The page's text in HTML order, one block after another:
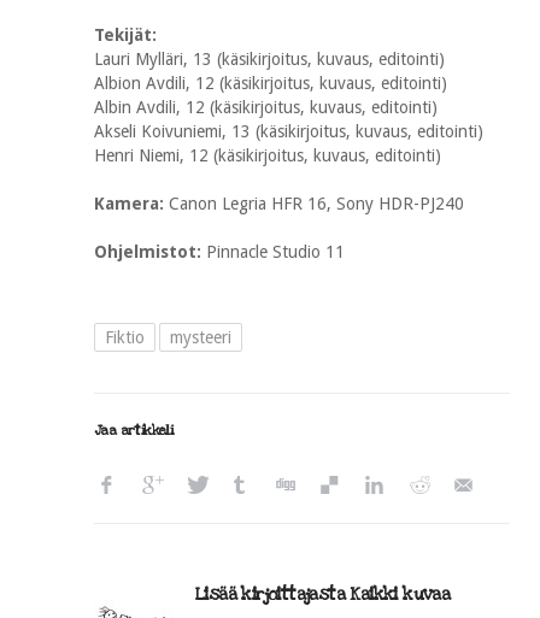
Tekijät:
Lauri Mylläri, 13 (käsikirjoitus, kuvaus, editointi)
Albion Avdili, 12 (käsikirjoitus, kuvaus, editointi)
Albin Avdili, 12 (käsikirjoitus, kuvaus, editointi)
Akseli Koivuniemi, 13 (käsikirjoitus, kuvaus, editointi)
Henri Niemi, 12 (käsikirjoitus, kuvaus, editointi)
Kamera: Canon Legria HFR 16, Sony HDR-PJ240
Ohjelmistot: Pinnacle Studio 11
Fiktio mysteeri
Jaa artikkeli
Lisää kirjoittajasta Kaikki kuvaa